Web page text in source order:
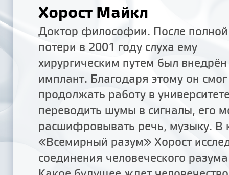
Хорост Майкл
Доктор философии. После полной
потери в 2001 году слуха ему
хирургическим путем был внедрён
имплант. Благодаря этому он смог
продолжать работу в
переводить шумы в сигналы, его
расшифровывать речь, музыку. В
«Всемирный разум» Хорост
соединения человеческого